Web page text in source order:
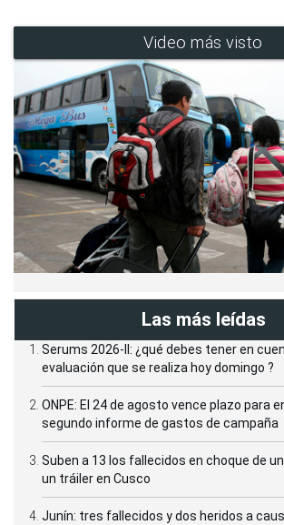
Video más visto
Las más leídas
Serums 2026-II: ¿qué debes tener en
evaluación que se realiza hoy domingo ?
ONPE: El 24 de agosto vence plazo para
segundo informe de gastos de campaña
Suben a 13 los fallecidos en choque de
un tráiler en Cusco
Junín: tres fallecidos y dos heridos a